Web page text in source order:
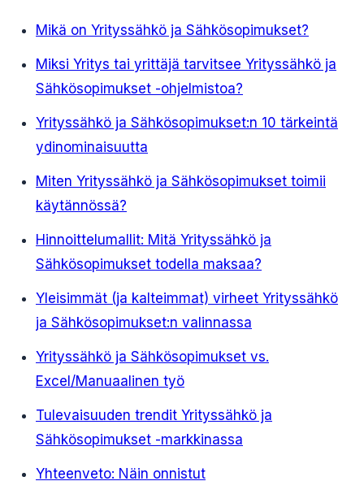
Mikä on Yrityssähkö ja Sähkösopimukset?
Miksi Yritys tai yrittäjä tarvitsee Yrityssähkö ja
Sähkösopimukset -ohjelmistoa?
Yrityssähkö ja Sähkösopimukset:n 10 tärkeintä
ydinominaisuutta
Miten Yrityssähkö ja Sähkösopimukset toimii
käytännössä?
Hinnoittelumallit: Mitä Yrityssähkö ja
Sähkösopimukset todella maksaa?
Yleisimmät (ja kalteimmat) virheet Yrityssähkö
ja Sähkösopimukset:n valinnassa
Yrityssähkö ja Sähkösopimukset vs.
Excel/Manuaalinen työ
Tulevaisuuden trendit Yrityssähkö ja
Sähkösopimukset -markkinassa
Yhteenveto: Näin onnistut